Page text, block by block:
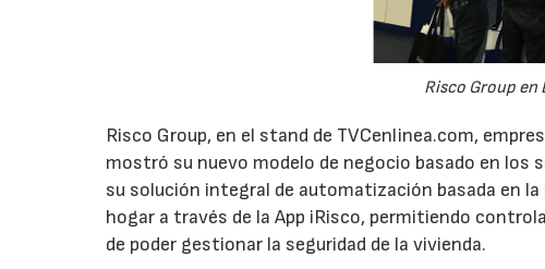
Risco Group en
Risco Group, en el stand de TVCenlinea.com,
mostró su nuevo modelo de negocio basado en los
su solución integral de automatización basada en
hogar a través de la App iRisco, permitiendo
de poder gestionar la seguridad de la vivienda.